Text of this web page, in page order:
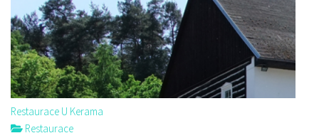
Restaurace U Kerama
Restaurace